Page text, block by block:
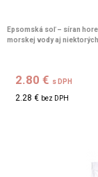
Epsomská soľ – síran
morskej vody aj
2.80 € s DPH
2.28 € bez DPH